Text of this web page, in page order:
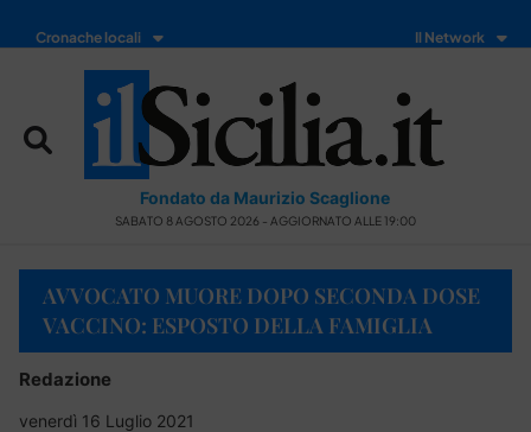
Cronache locali Il Network
Fondato da Maurizio Scaglione
SABATO 8 AGOSTO 2026 - AGGIORNATO ALLE 19:00
AVVOCATO MUORE DOPO SECONDA DOSE
VACCINO: ESPOSTO DELLA FAMIGLIA
Redazione
venerdì 16 Luglio 2021